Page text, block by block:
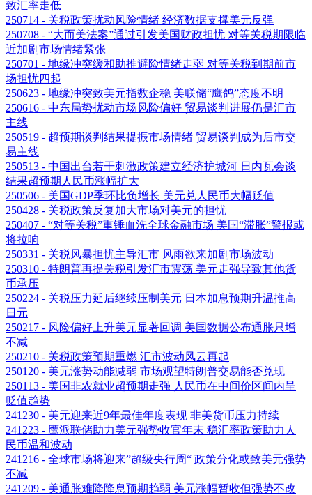
致汇率走低
250714 - 关税政策扰动风险情绪 经济数据支撑美元反弹
250708 - “大而美法案”通过引发美国财政担忧 对等关税期限临
近加剧市场情绪紧张
250701 - 地缘冲突缓和助推避险情绪走弱 对等关税到期前市
场担忧四起
250623 - 地缘冲突致美元指数企稳 美联储“鹰鸽”态度不明
250616 - 中东局势扰动市场风险偏好 贸易谈判进展仍是汇市
主线
250519 - 超预期谈判结果提振市场情绪 贸易谈判成为后市交
易主线
250513 - 中国出台若干刺激政策建立经济护城河 日内瓦会谈
结果超预期人民币涨幅扩大
250506 - 美国GDP季环比负增长 美元兑人民币大幅贬值
250428 - 关税政策反复加大市场对美元的担忧
250407 - “对等关税”重锤血洗全球金融市场 美国“滞胀”警报或
将拉响
250331 - 关税风暴担忧主导汇市 风雨欲来加剧市场波动
250310 - 特朗普再提关税引发汇市震荡 美元走强导致其他货
币承压
250224 - 关税压力延后继续压制美元 日本加息预期升温推高
日元
250217 - 风险偏好上升美元显著回调 美国数据公布通胀只增
不减
250210 - 关税政策预期重燃 汇市波动风云再起
250120 - 美元涨势动能减弱 市场观望特朗普交易能否兑现
250113 - 美国非农就业超预期走强 人民币在中间价区间内呈
贬值趋势
241230 - 美元迎来近9年最佳年度表现 非美货币压力持续
241223 - 鹰派联储助力美元强势收官年末 稳汇率政策助力人
民币温和波动
241216 - 全球市场将迎来”超级央行周“ 政策分化或致美元强势
不减
241209 - 美通胀难降降息预期趋弱 美元涨幅暂收但强势不改